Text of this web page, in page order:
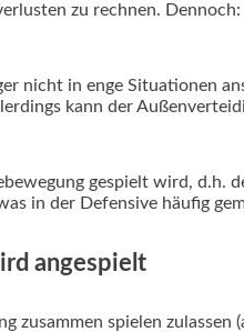
zu rechnen.
nicht in enge Situationen
kann der
gespielt wird, d.h.
in der Defensive häufig
angespielt
zusammen spielen